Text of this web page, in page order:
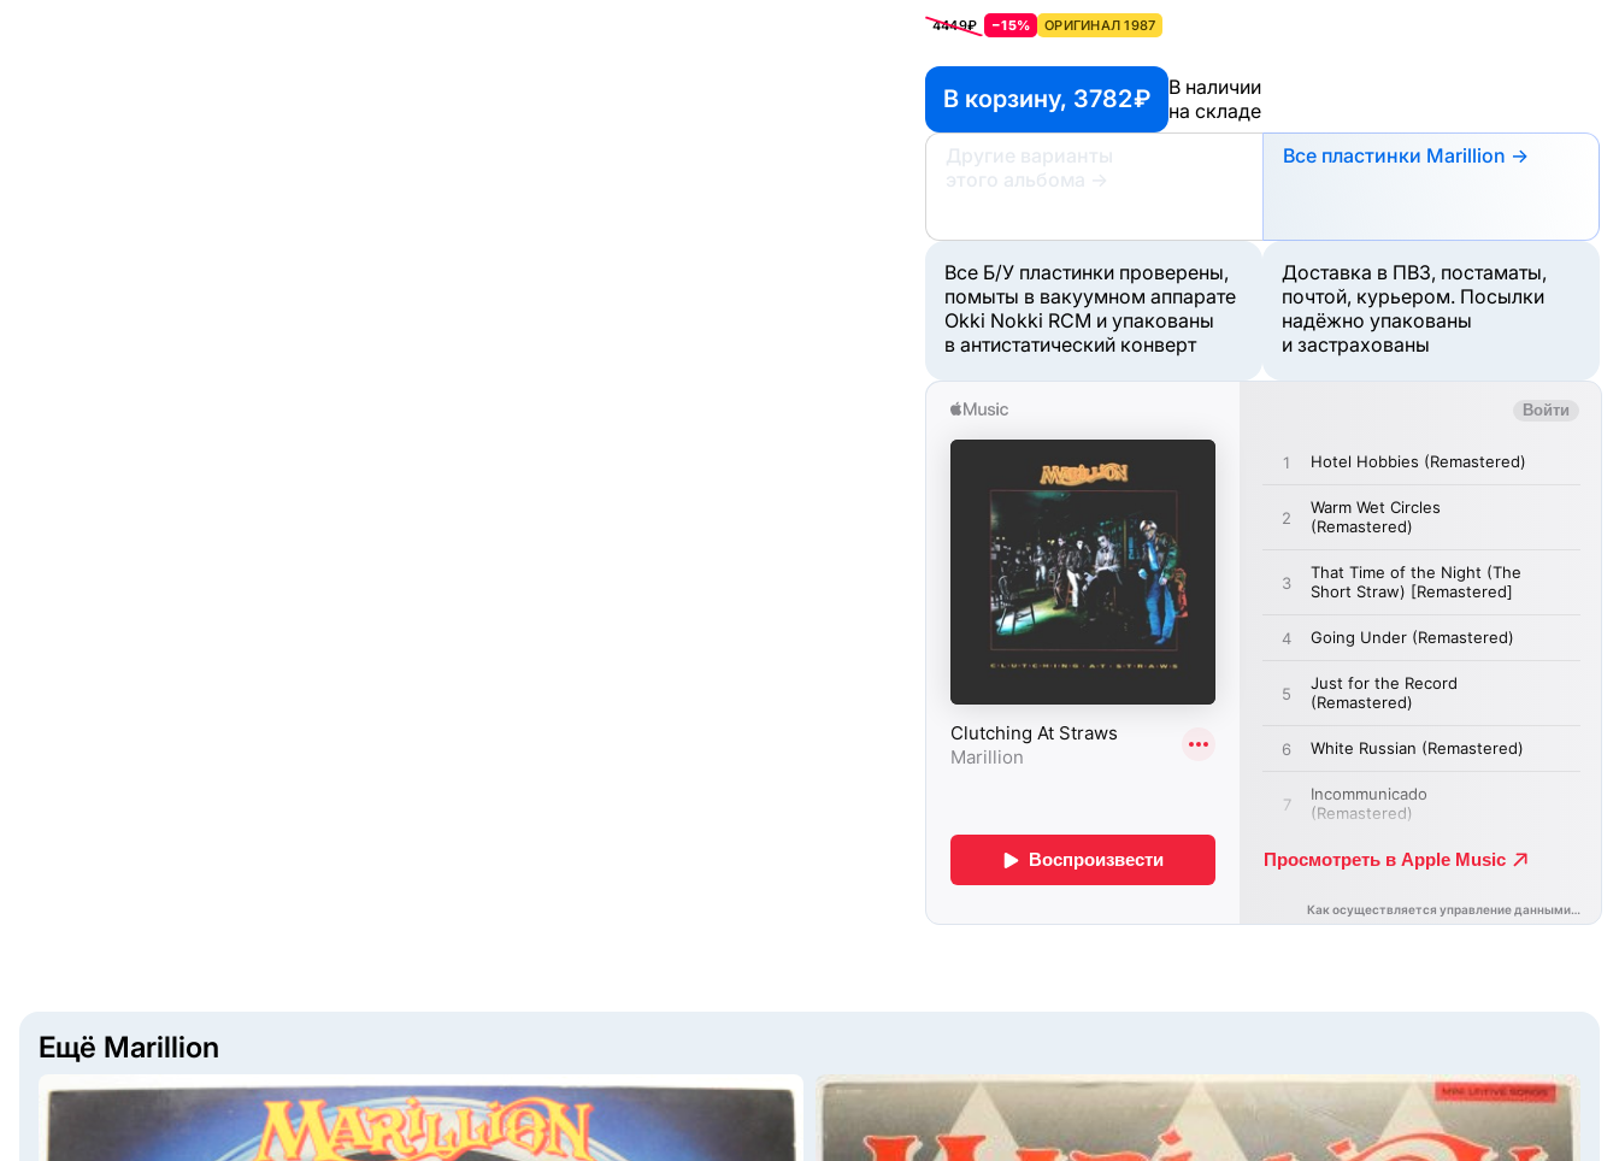
4449₽ −15% ОРИГИНАЛ 1987
В корзину, 3782 ₽
В наличии
на складе
Другие варианты
этого альбома
→
Все пластинки Marillion →
Все Б/У пластинки проверены,
помыты в вакуумном аппарате
Okki Nokki RCM и упакованы
в антистатический конверт
Доставка в ПВЗ, постаматы,
почтой, курьером. Посылки
надёжно упакованы
и застрахованы
Ещё Marillion